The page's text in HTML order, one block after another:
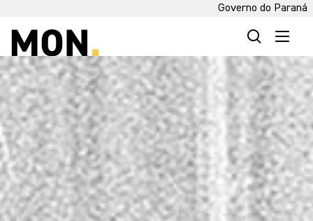
Governo do Paraná